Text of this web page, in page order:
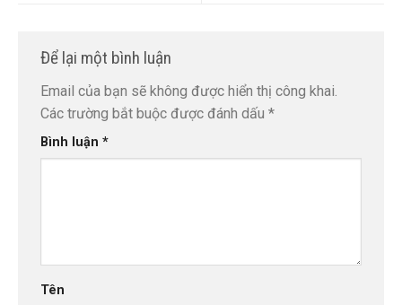
Để lại một bình luận
Email của bạn sẽ không được hiển thị công khai.
Các trường bắt buộc được đánh dấu *
Bình luận *
Tên